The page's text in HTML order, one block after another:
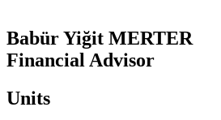
Babür Yiğit MERTER
Financial Advisor
Units